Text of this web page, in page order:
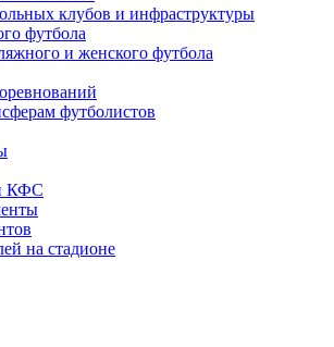
клубов и инфраструктуры
футбола
и женского футбола
футболистов
КФС
на стадионе